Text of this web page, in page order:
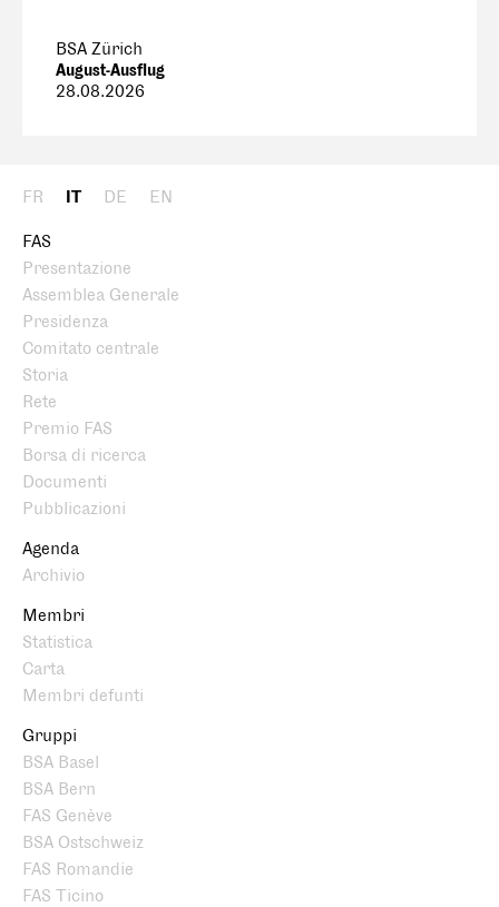
BSA Zürich
August-Ausflug
28.08.2026
FR IT DE EN
FAS
Presentazione
Assemblea Generale
Presidenza
Comitato centrale
Storia
Rete
Premio FAS
Borsa di ricerca
Documenti
Pubblicazioni
Agenda
Archivio
Membri
Statistica
Carta
Membri defunti
Gruppi
BSA Basel
BSA Bern
FAS Genève
BSA Ostschweiz
FAS Romandie
FAS Ticino